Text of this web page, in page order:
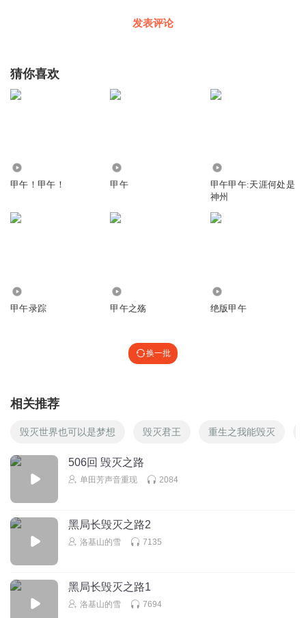
发表评论
猜你喜欢
甲午！甲午！ 甲午
甲午甲午:天涯何处是
神州
甲午录踪 甲午之殇 绝版甲午
换一批
相关推荐
毁灭世界也可以是梦想 毁灭君王 重生之我能毁灭
506回 毁灭之路
单田芳声音重现 2084
黑局长毁灭之路2
洛基山的雪 7135
黑局长毁灭之路1
洛基山的雪 7694